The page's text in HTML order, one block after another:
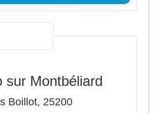
sur Montbéliard
Boillot, 25200